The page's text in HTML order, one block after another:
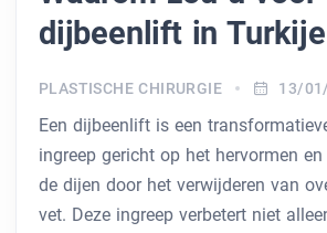
dijbeenlift in
PLASTISCHE CHIRURGIE 13/
Een dijbeenlift is een
ingreep gericht op het hervormen
de dijen door het verwijderen van
vet. Deze ingreep verbetert niet